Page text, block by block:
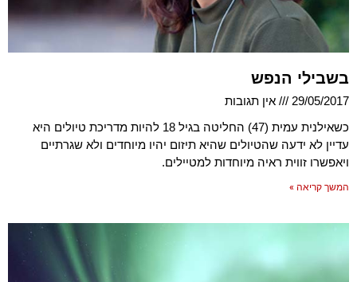
בשבילי הנפש
29/05/2017
אין תגובות
כשאילנית עמית (47) החליטה בגיל 18 להיות מדריכת טיולים היא
עדיין לא ידעה שהטיולים שהיא תיזום יהיו מיוחדים ולא שגרתיים
ויאפשרו זווית ראיה מיוחדות למטיילים.
המשך קריאה »